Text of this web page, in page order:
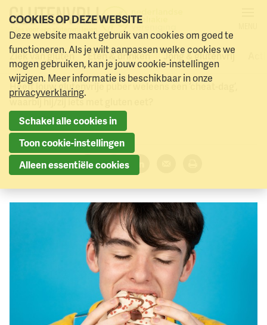
Naar menu Naar hoofdinhoud
Ziek van gluten Eten & drinken Jong & glutenvrij
Smokkelt jouw puber
weleens met gluten?
Heeft jouw glutenvrije puber weleens een ‘cheat-dag’,
waarbij hij/zij iets met gluten eet?
4 maart 2023
Deel dit artikel:
COOKIES OP DEZE WEBSITE
Deze website maakt gebruik van cookies om goed te
functioneren. Als je wilt aanpassen welke cookies we
mogen gebruiken, kan je jouw cookie-instellingen
wijzigen. Meer informatie is beschikbaar in onze
privacyverklaring.
Schakel alle cookies in
Toon cookie-instellingen
Alleen essentiële cookies